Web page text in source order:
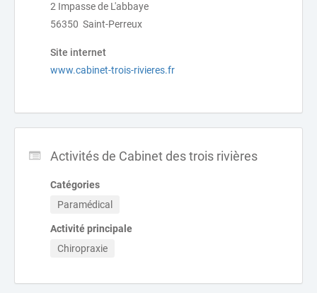
2 Impasse de L'abbaye
56350 Saint-Perreux
Site internet
www.cabinet-trois-rivieres.fr
Activités de Cabinet des trois rivières
Catégories
Paramédical
Activité principale
Chiropraxie